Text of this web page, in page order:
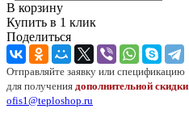
В корзину
Купить в 1 клик
Поделиться
Отправляйте заявку или спецификацию
для получения дополнительной скидки
ofis1@teploshop.ru